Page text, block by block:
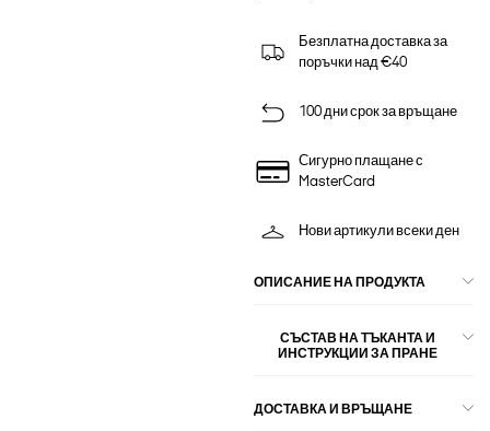
Безплатна доставка за
поръчки над €40
100 дни срок за връщане
Сигурно плащане с
MasterCard
Нови артикули всеки ден
ОПИСАНИЕ НА ПРОДУКТА
СЪСТАВ НА ТЪКАНТА И
ИНСТРУКЦИИ ЗА ПРАНЕ
ДОСТАВКА И ВРЪЩАНЕ